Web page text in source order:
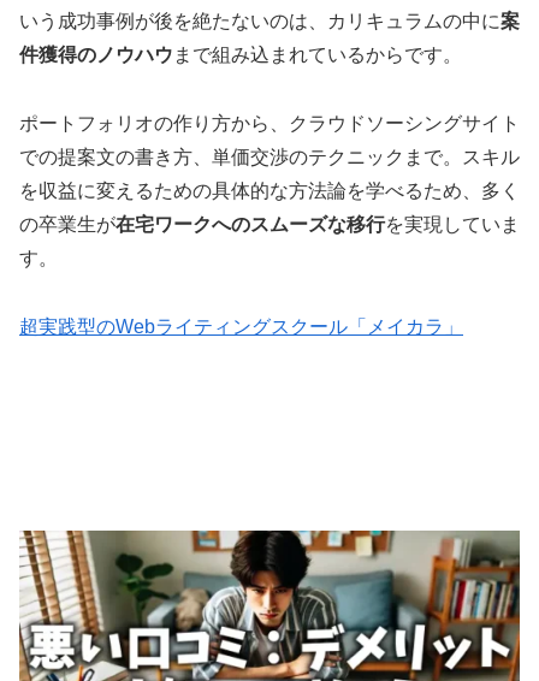
いう成功事例が後を絶たないのは、カリキュラムの中に案
件獲得のノウハウ まで組み込まれているからです。
ポートフォリオの作り方から、クラウドソーシングサイト
での提案文の書き方、単価交渉のテクニックまで。スキル
を収益に変えるための具体的な方法論を学べるため、多く
の卒業生が在宅ワークへのスムーズな移行を実現していま
す。
超実践型のWebライティングスクール「メイカラ」